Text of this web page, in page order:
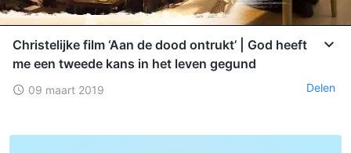
Christelijke film ‘Aan de dood ontrukt’ | God heeft
me een tweede kans in het leven gegund
09 maart 2019 Delen